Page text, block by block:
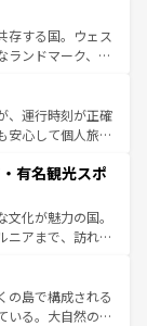
方が可能だ。さ
おり、どの街角に
以外の個性あふ
ことがない。ベ
ルプスの絶景、そ
景は必見。ビール
着の
ほしい。
存する国。ウェス
ランドマーク、歴
なアフタヌーン
パブ、サッカー観
富。イギリスを旅
、運行時刻が正確
安心して個人旅行
はのユニークな
歩きも満喫する
も高いが、旅行
、うまく活用すれ
有名観光スポ
化が魅力の国。
ニアまで、訪れる
、エンターテイ
。一方、アメリカ
ニオンやイエロー
の島で構成される
いる。大自然の神